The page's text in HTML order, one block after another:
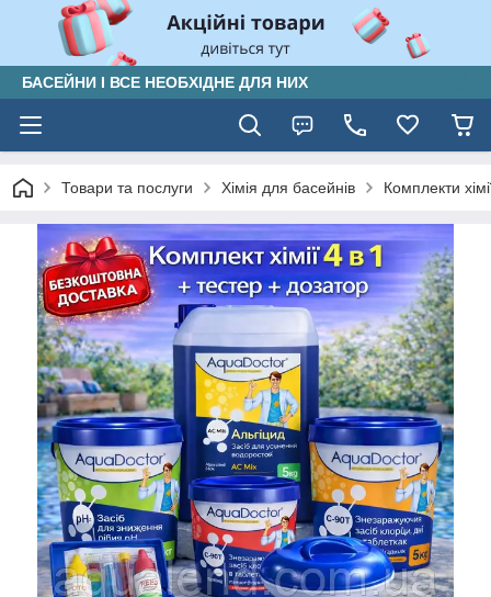
БАСЕЙНИ І ВСЕ НЕОБХІДНЕ ДЛЯ НИХ
Товари та послуги Хімія для басейнів Комплекти